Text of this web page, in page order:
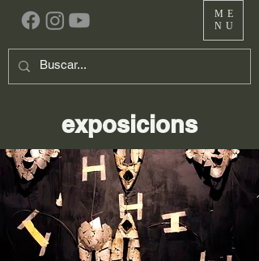
ME
NU
exposicions